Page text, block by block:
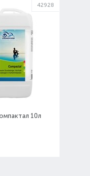
42928
10л